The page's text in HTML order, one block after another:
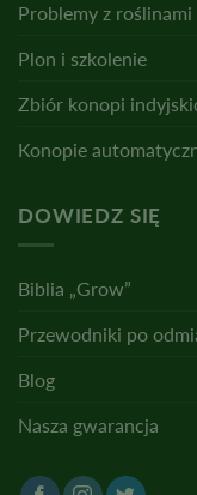
Problemy z roślinami
Plon i szkolenie
Zbiór konopi
Konopie
DOWIEDZ SIĘ
Biblia „Grow”
Przewodniki po
Blog
Nasza gwarancja